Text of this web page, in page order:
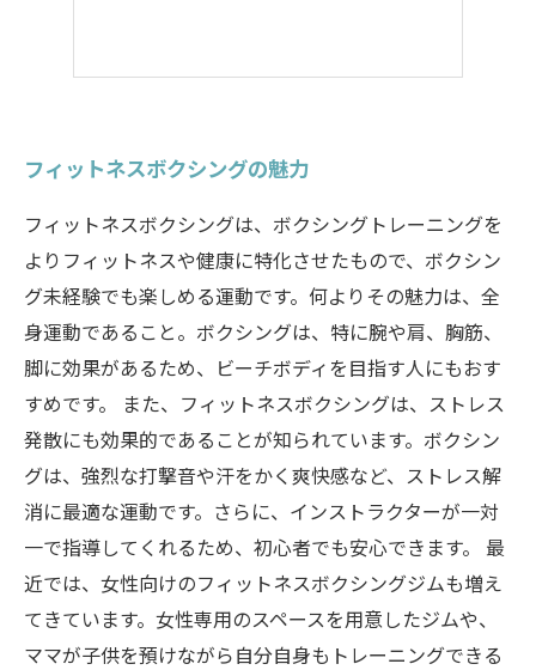
フィットネスボクシングの魅力
フィットネスボクシングは、ボクシングトレーニングを
よりフィットネスや健康に特化させたもので、ボクシン
グ未経験でも楽しめる運動です。何よりその魅力は、全
身運動であること。ボクシングは、特に腕や肩、胸筋、
脚に効果があるため、ビーチボディを目指す人にもおす
すめです。 また、フィットネスボクシングは、ストレス
発散にも効果的であることが知られています。ボクシン
グは、強烈な打撃音や汗をかく爽快感など、ストレス解
消に最適な運動です。さらに、インストラクターが一対
一で指導してくれるため、初心者でも安心できます。 最
近では、女性向けのフィットネスボクシングジムも増え
てきています。女性専用のスペースを用意したジムや、
ママが子供を預けながら自分自身もトレーニングできる